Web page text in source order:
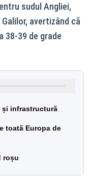
sudul Angliei,
avertizând că
38-39 de grade
și infrastructură
toată Europa de
roșu